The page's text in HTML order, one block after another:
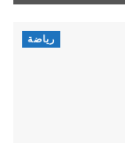
رياضة